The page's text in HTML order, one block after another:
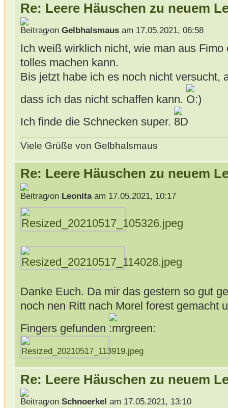
Re: Leere Häuschen zu neuem
von Gelbhalsmausam 17.05.2021, 06:58
Ich weiß wirklich nicht, wie man aus
tolles machen kann.
Bis jetzt habe ich es noch nicht versucht,
dass ich das nicht schaffen kann.
Ich finde die Schnecken super.
Viele Grüße von Gelbhalsmaus
Re: Leere Häuschen zu neuem
von Leonitaam 17.05.2021, 10:17
Danke Euch. Da mir das gestern so gut
noch nen Ritt nach Morel forest gemacht
Fingers gefunden
Re: Leere Häuschen zu neuem
von Schnoerkel am 17.05.2021, 13:10